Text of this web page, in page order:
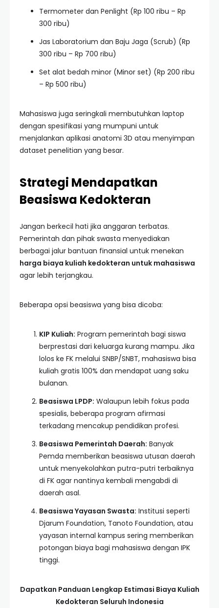
Termometer dan Penlight (Rp 100 ribu – Rp
300 ribu)
Jas Laboratorium dan Baju Jaga (Scrub) (Rp
300 ribu – Rp 700 ribu)
Set alat bedah minor (Minor set) (Rp 200 ribu
– Rp 500 ribu)
Mahasiswa juga seringkali membutuhkan laptop
dengan spesifikasi yang mumpuni untuk
menjalankan aplikasi anatomi 3D atau menyimpan
dataset penelitian yang besar.
Strategi Mendapatkan
Beasiswa Kedokteran
Jangan berkecil hati jika anggaran terbatas.
Pemerintah dan pihak swasta menyediakan
berbagai jalur bantuan finansial untuk menekan
harga biaya kuliah kedokteran untuk mahasiswa
agar lebih terjangkau.
Beberapa opsi beasiswa yang bisa dicoba:
KIP Kuliah: Program pemerintah bagi siswa
berprestasi dari keluarga kurang mampu. Jika
lolos ke FK melalui SNBP/SNBT, mahasiswa bisa
kuliah gratis 100% dan mendapat uang saku
bulanan.
Beasiswa LPDP: Walaupun lebih fokus pada
spesialis, beberapa program afirmasi
terkadang mencakup pendidikan profesi.
Beasiswa Pemerintah Daerah: Banyak
Pemda memberikan beasiswa utusan daerah
untuk menyekolahkan putra-putri terbaiknya
di FK agar nantinya kembali mengabdi di
daerah asal.
Beasiswa Yayasan Swasta: Institusi seperti
Djarum Foundation, Tanoto Foundation, atau
yayasan internal kampus sering memberikan
potongan biaya bagi mahasiswa dengan IPK
tinggi.
Dapatkan Panduan Lengkap Estimasi Biaya Kuliah
Kedokteran Seluruh Indonesia